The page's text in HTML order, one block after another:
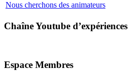
Nous cherchons des animateurs
Chaîne Youtube d’expériences
Espace Membres